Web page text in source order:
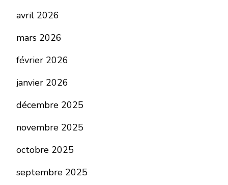
avril 2026
mars 2026
février 2026
janvier 2026
décembre 2025
novembre 2025
octobre 2025
septembre 2025